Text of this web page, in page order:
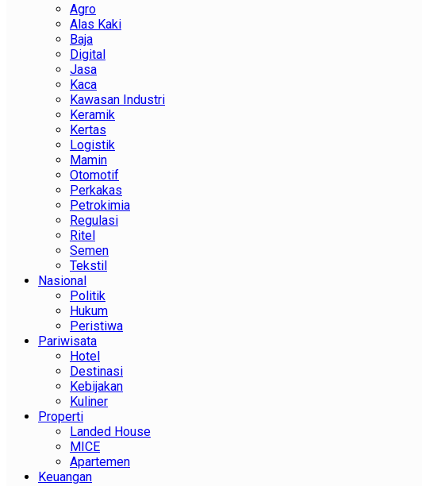
Agro
Alas Kaki
Baja
Digital
Jasa
Kaca
Kawasan Industri
Keramik
Kertas
Logistik
Mamin
Otomotif
Perkakas
Petrokimia
Regulasi
Ritel
Semen
Tekstil
Nasional
Politik
Hukum
Peristiwa
Pariwisata
Hotel
Destinasi
Kebijakan
Kuliner
Properti
Landed House
MICE
Apartemen
Keuangan